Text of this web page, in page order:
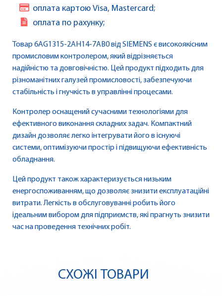
оплата картою Visa, Mastercard;
оплата по рахунку;
Товар 6AG1315-2AH14-7AB0 від SIEMENS є високоякісним
промисловим контролером, який відрізняється
надійністю та довговічністю. Цей продукт підходить для
різноманітних галузей промисловості, забезпечуючи
стабільність і гнучкість в управлінні процесами.
Контролер оснащений сучасними технологіями для
ефективного виконання складних задач. Компактний
дизайн дозволяє легко інтегрувати його в існуючі
системи, оптимізуючи простір і підвищуючи ефективність
обладнання.
Цей продукт також характеризується низьким
енергоспоживанням, що дозволяє знизити експлуатаційні
витрати. Легкість в обслуговуванні робить його
ідеальним вибором для підприємств, які прагнуть знизити
час на проведення технічних робіт.
СХОЖІ ТОВАРИ